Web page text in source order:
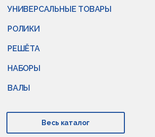
УНИВЕРСАЛЬНЫЕ ТОВАРЫ
РОЛИКИ
РЕШЁТА
НАБОРЫ
ВАЛЫ
Весь каталог